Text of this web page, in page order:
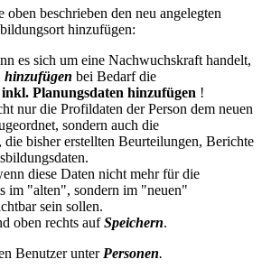
beschrieben den neu angelegten
hinzufügen:
es sich um eine Nachwuchskraft handelt,
hinzufügen bei Bedarf die
Planungsdaten hinzufügen !
nur die Profildaten der Person dem neuen
sondern auch die
die bisher erstellten Beurteilungen, Berichte
diese Daten nicht mehr für die
im "alten", sondern im "neuen"
sein sollen.
oben rechts aufSpeichern.
Benutzer unter Personen.